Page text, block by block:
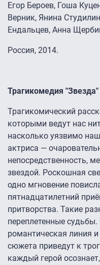
Егор Бероев, Гоша
Верник, Янина
Ендальцев, Анна
Россия, 2014.
Трагикомедия "Звезда"
Трагикомический
которыми ведут нас
насколько уязвимо
актриса —
непосредственность,
звездой. Роскошная
одно мгновение
пятнадцатилетний
притворства. Такие
переплетенные
романтическая линия
сюжета приведут к
каждый герой